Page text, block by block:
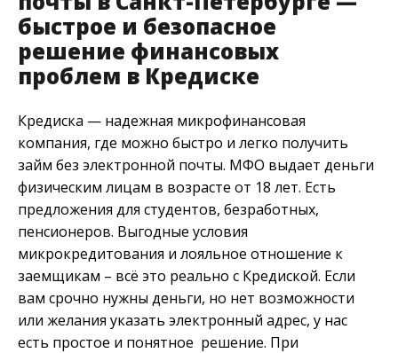
быстрое и безопасное
решение финансовых
проблем в Кредиске
Кредиска — надежная микрофинансовая
компания, где можно быстро и легко получить
займ без электронной почты. МФО выдает деньги
физическим лицам в возрасте от 18 лет. Есть
предложения для студентов, безработных,
пенсионеров. Выгодные условия
микрокредитования и лояльное отношение к
заемщикам – всё это реально с Кредиской. Если
вам срочно нужны деньги, но нет возможности
или желания указать электронный адрес, у нас
есть простое и понятное решение. При